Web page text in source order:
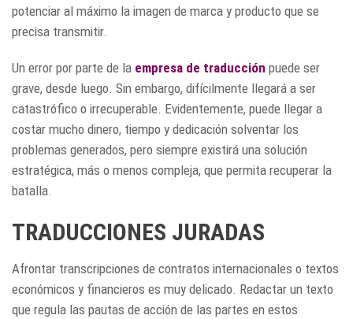
potenciar al máximo la imagen de marca y producto que se
precisa transmitir.
Un error por parte de la empresa de traducción puede ser
grave, desde luego. Sin embargo, difícilmente llegará a ser
catastrófico o irrecuperable. Evidentemente, puede llegar a
costar mucho dinero, tiempo y dedicación solventar los
problemas generados, pero siempre existirá una solución
estratégica, más o menos compleja, que permita recuperar la
batalla.
TRADUCCIONES JURADAS
Afrontar transcripciones de contratos internacionales o textos
económicos y financieros es muy delicado. Redactar un texto
que regula las pautas de acción de las partes en estos